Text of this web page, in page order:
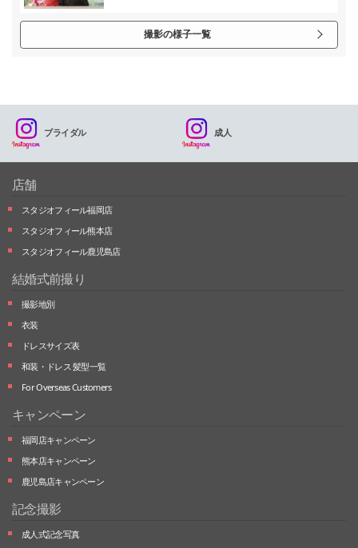
撮影の様子一覧
ブライダル 成人
店舗
スタジオフィール福岡店
スタジオフィール熊本店
スタジオフィール鹿児島店
結婚式前撮り
撮影地別
衣装
ドレスサイズ表
和装・ドレス 髪型一覧
For Overseas Customers
キャンペーン
福岡店キャンペーン
熊本店キャンペーン
鹿児島店キャンペーン
記念撮影
成人式記念写真